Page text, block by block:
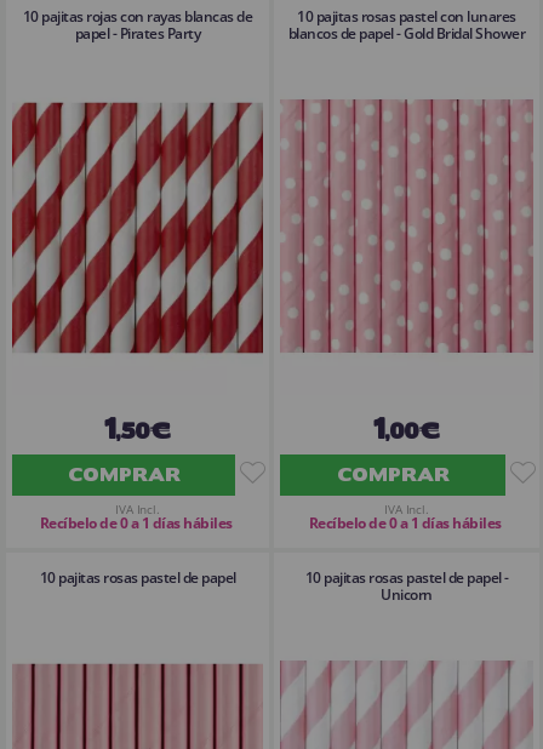
10 pajitas rojas con rayas blancas de
papel - Pirates Party
1,50€
COMPRAR
IVA Incl.
Recíbelo de 0 a 1 días hábiles
10 pajitas rosas pastel con lunares
blancos de papel - Gold Bridal Shower
1,00€
COMPRAR
IVA Incl.
Recíbelo de 0 a 1 días hábiles
10 pajitas rosas pastel de papel
10 pajitas rosas pastel de papel -
Unicorn